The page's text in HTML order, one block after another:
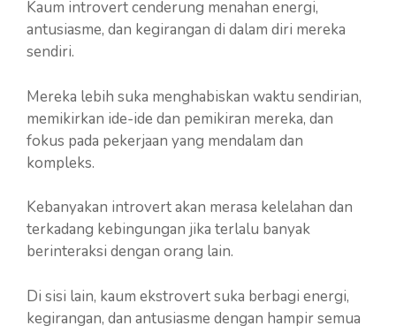
Kaum introvert cenderung menahan energi,
antusiasme, dan kegirangan di dalam diri mereka
sendiri.
Mereka lebih suka menghabiskan waktu sendirian,
memikirkan ide-ide dan pemikiran mereka, dan
fokus pada pekerjaan yang mendalam dan
kompleks.
Kebanyakan introvert akan merasa kelelahan dan
terkadang kebingungan jika terlalu banyak
berinteraksi dengan orang lain.
Di sisi lain, kaum ekstrovert suka berbagi energi,
kegirangan, dan antusiasme dengan hampir semua